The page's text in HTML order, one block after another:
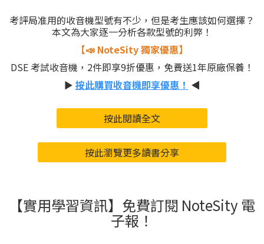
考評局准用的收音機型號有不少，但是考生應該如何選擇？
本文為大家逐一分析各款型號的利弊！
【📣 NoteSity 獨家優惠】
DSE 考試收音機，2件即享9折優惠，免費送1年原廠保養！
► 按此購買收音機即享優惠！ ◀
按此閱讀全文
按此瀏覽更多讀書分享
【實用學習資訊】免費訂閱 NoteSity 電
子報！